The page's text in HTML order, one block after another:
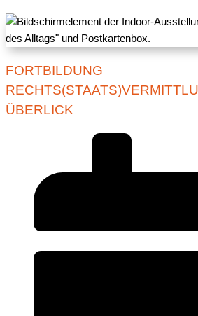
FORTBILDUNG
ÜBERLICK